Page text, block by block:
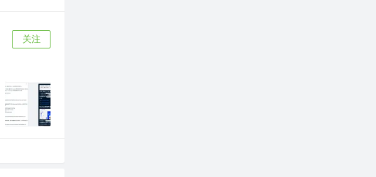
关注